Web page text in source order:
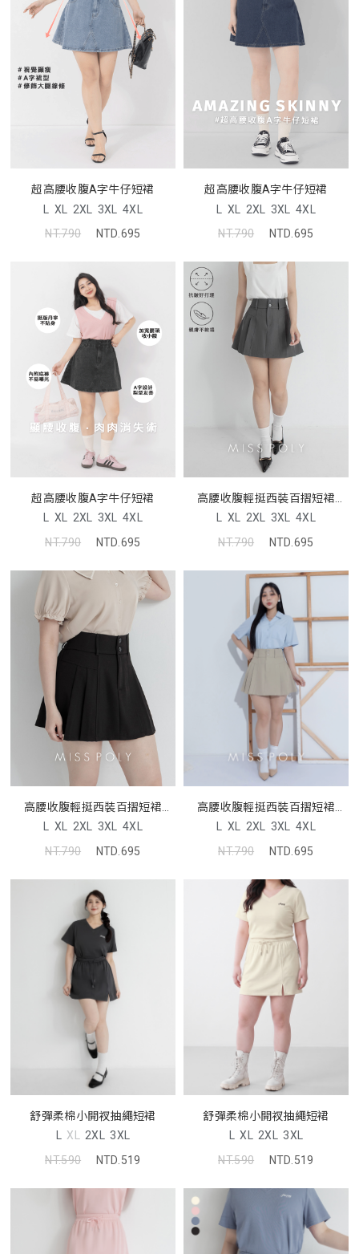
超高腰收腹A字牛仔短裙
L XL 2XL 3XL 4XL
NT.790
NTD.695
超高腰收腹A字牛仔短裙
L XL 2XL 3XL 4XL
NT.790
NTD.695
超高腰收腹A字牛仔短裙
L XL 2XL 3XL 4XL
NT.790
NTD.695
高腰收腹輕挺西裝百摺短裙
MISS
L XL 2XL 3XL 4XL
NT.790
NTD.695
高腰收腹輕挺西裝百摺短裙
MISS
L XL 2XL 3XL 4XL
NT.790
NTD.695
高腰收腹輕挺西裝百摺短裙
MISS
L XL 2XL 3XL 4XL
NT.790
NTD.695
舒彈柔棉小開衩抽繩短裙
L XL 2XL 3XL
NT.590
NTD.519
舒彈柔棉小開衩抽繩短裙
L XL 2XL 3XL
NT.590
NTD.519